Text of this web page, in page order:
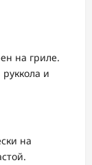
на гриле.
и
на